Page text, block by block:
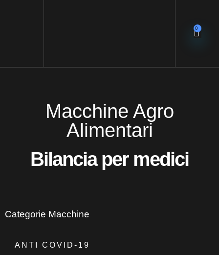
0
Macchine Agro
Alimentari
Bilancia per medici
Categorie Macchine
ANTI COVID-19